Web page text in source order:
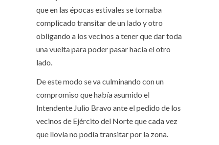
que en las épocas estivales se tornaba
complicado transitar de un lado y otro
obligando a los vecinos a tener que dar toda
una vuelta para poder pasar hacia el otro
lado.
De este modo se va culminando con un
compromiso que había asumido el
Intendente Julio Bravo ante el pedido de los
vecinos de Ejército del Norte que cada vez
que llovía no podía transitar por la zona.